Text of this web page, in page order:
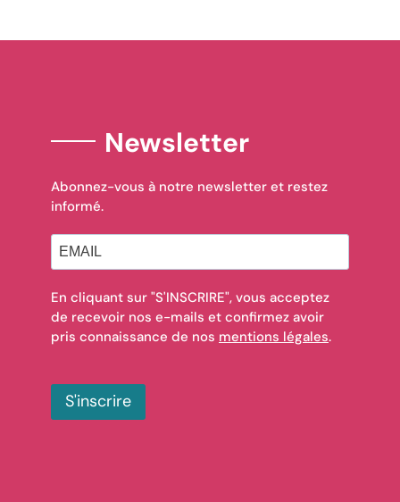
Newsletter
Abonnez-vous à notre newsletter et restez
informé.
En cliquant sur "S'INSCRIRE", vous acceptez
de recevoir nos e-mails et confirmez avoir
pris connaissance de nos mentions légales.
S'inscrire